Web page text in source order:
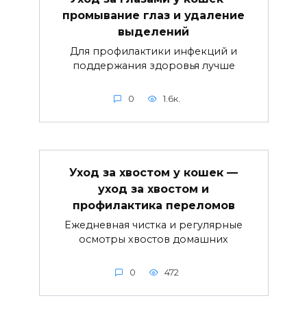
промывание глаз и удаление
выделений
Для профилактики инфекций и
поддержания здоровья лучше
0 1.6к.
Уход за хвостом у кошек —
уход за хвостом и
профилактика переломов
Ежедневная чистка и регулярные
осмотры хвостов домашних
0 472